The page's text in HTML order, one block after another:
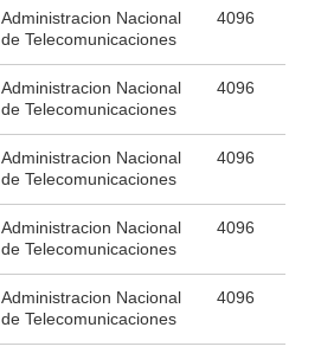
Administracion Nacional
de Telecomunicaciones
4096
Administracion Nacional
de Telecomunicaciones
4096
Administracion Nacional
de Telecomunicaciones
4096
Administracion Nacional
de Telecomunicaciones
4096
Administracion Nacional
de Telecomunicaciones
4096